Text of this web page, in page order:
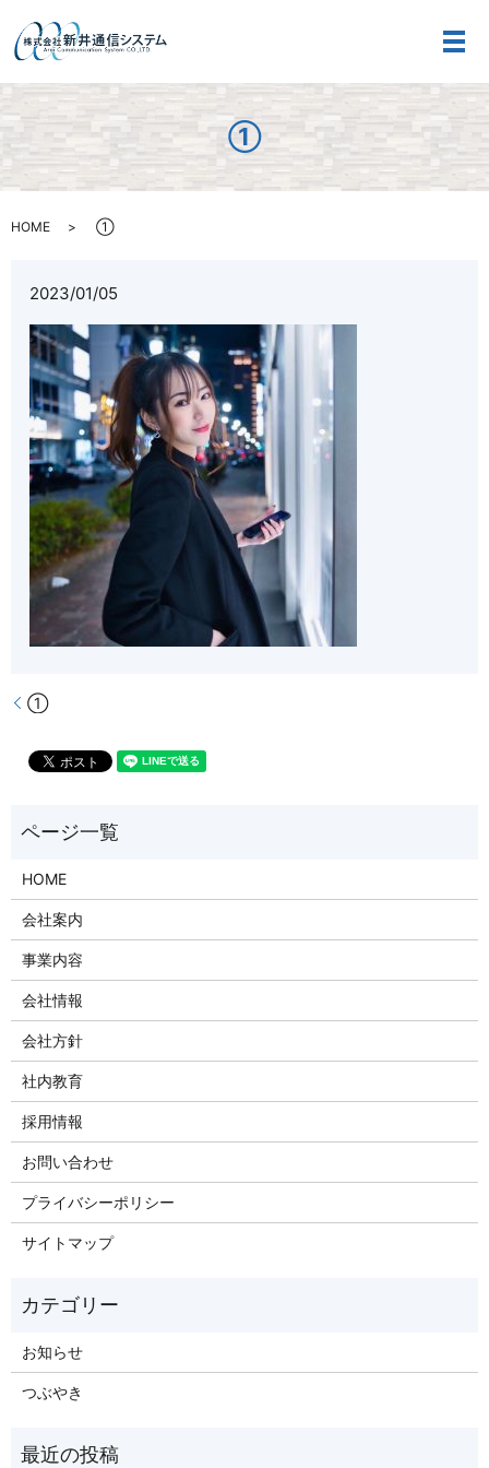
メ
①
HOME ①
2023/01/05
①
HOME
会社案内
事業内容
会社情報
会社方針
社内教育
採用情報
お問い合わせ
プライバシーポリシー
サイトマップ
お知らせ
つぶやき